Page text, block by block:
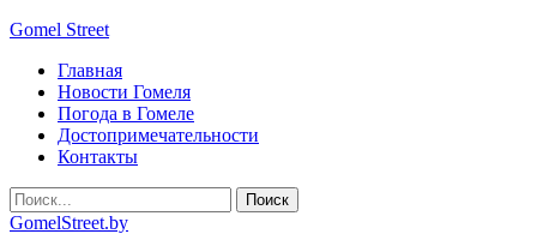
Gomel Street
Главная
Новости Гомеля
Погода в Гомеле
Достопримечательности
Контакты
GomelStreet.by